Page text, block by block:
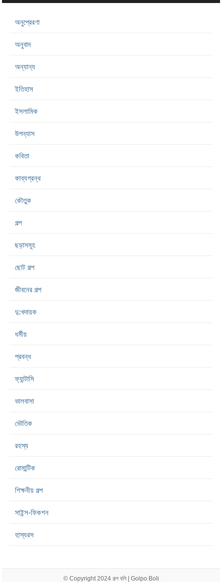
অনুপ্রেরণা
অনুবাদ
অন্যান্য
ইতিহাস
ইসলামিক
উপন্যাস
কবিতা
কাব্যগ্রন্থ
কৌতুক
গল্প
ছড়াসমূহ
ছোট গল্প
জীবনের গল্প
দু:খদায়ক
ধর্মীয়
প্রবন্ধ
ফ্যান্টাসি
ভালবাসা
ভৌতিক
রহস্য
রোমান্টিক
শিক্ষনীয় গল্প
সাইন্স-ফিকশন
হাস্যরস
© Copyright 2024 গল্প বলি | Golpo Boli